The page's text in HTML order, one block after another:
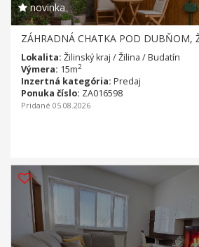
novinka
ZÁHRADNÁ CHATKA POD DUBŇOM,
Lokalita: Žilinský kraj / Žilina / Budatín
Výmera: 15m2
Inzertná kategória: Predaj
Ponuka číslo: ZA016598
Pridané 05.08.2026